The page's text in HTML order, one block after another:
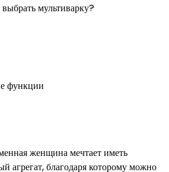
мультиварку?
функции
женщина мечтает иметь
агрегат, благодаря которому можно